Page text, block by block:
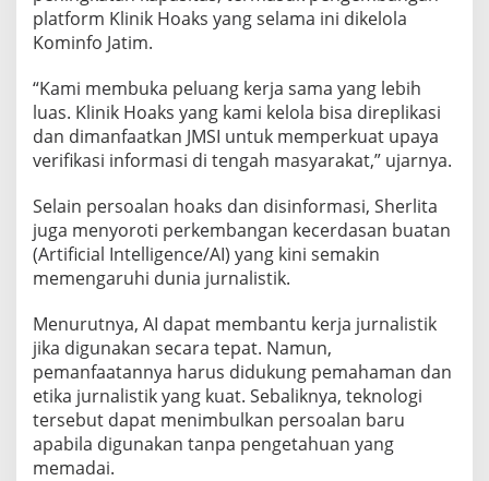
platform Klinik Hoaks yang selama ini dikelola
Kominfo Jatim.
“Kami membuka peluang kerja sama yang lebih
luas. Klinik Hoaks yang kami kelola bisa direplikasi
dan dimanfaatkan JMSI untuk memperkuat upaya
verifikasi informasi di tengah masyarakat,” ujarnya.
Selain persoalan hoaks dan disinformasi, Sherlita
juga menyoroti perkembangan kecerdasan buatan
(Artificial Intelligence/AI) yang kini semakin
memengaruhi dunia jurnalistik.
Menurutnya, AI dapat membantu kerja jurnalistik
jika digunakan secara tepat. Namun,
pemanfaatannya harus didukung pemahaman dan
etika jurnalistik yang kuat. Sebaliknya, teknologi
tersebut dapat menimbulkan persoalan baru
apabila digunakan tanpa pengetahuan yang
memadai.